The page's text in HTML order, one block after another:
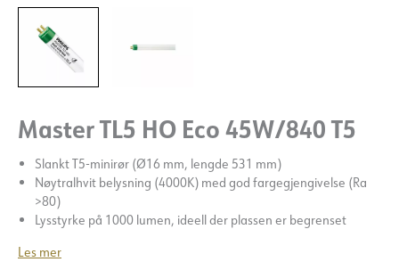
Master TL5 HO Eco 45W/840 T5
Slankt T5-minirør (Ø16 mm, lengde 531 mm)
Nøytralhvit belysning (4000K) med god fargegjengivelse (Ra
>80)
Lysstyrke på 1000 lumen, ideell der plassen er begrenset
Les mer